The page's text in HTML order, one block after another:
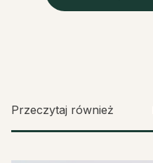
Przeczytaj również